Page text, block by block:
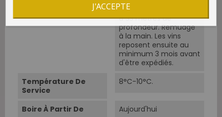
vieillissement en cave
à 33 mètres de
profondeur. Remuage
à la main. Les vins
reposent ensuite au
minimum 3 mois avant
d'être expédiés.
Température De
Service
8°C-10°C.
Boire À Partir De Aujourd'hui
J'ACCEPTE